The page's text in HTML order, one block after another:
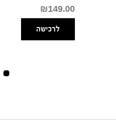
₪149.00
לרכישה